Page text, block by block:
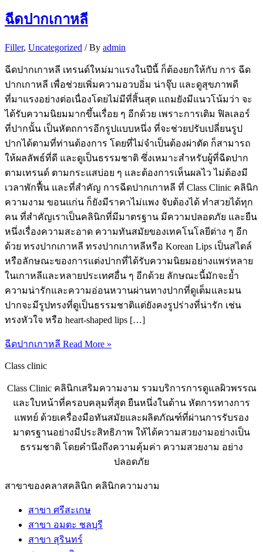
ฉีดปากเกาหลี
Filler, Uncategorized / By admin
ฉีดปากเกาหลี เทรนด์ใหม่มาแรงในปีนี้ ก็ต้องยกให้กับ การ ฉีด
ปากเกาหลี เพื่อช่วยเพิ่มความอวบอิ่ม น่าจุ๊บ และดูสุขภาพดี
ที่มาแรงอย่างต่อเนื่องโดยไม่มีที่สิ้นสุด แถมยังมีแนวโน้มว่า จะ
ได้รับความนิยมมากขึ้นเรื่อย ๆ อีกด้วย เพราะการเติม ฟิลเลอร์
ที่ปากนั้น เป็นหัตถการอีกรูปแบบหนึ่ง ที่จะช่วยปรับเปลี่ยนรูป
ปากได้ตามที่ท่านต้องการ โดยที่ไม่จำเป็นต้องผ่าตัด ก็สามารถ
ให้ผลลัพธ์ที่ดี และดูเป็นธรรมชาติ ซึ่งเหมาะสำหรับผู้ที่ฉีดปาก
ตามเทรนด์ ตามกระแสบ่อย ๆ และต้องการเห็นผลไว ไม่ต้องมี
เวลาพักฟื้น และที่สำคัญ การฉีดปากเกาหลี ที่ Class Clinic คลินิก
ความงาม ขอนแก่น ก็ยังมีราคาไม่แพง จับต้องได้ ทำสวยได้ทุก
คน ที่สำคัญเราเป็นคลินิกที่มีมาตรฐาน มีความปลอดภัย และยืน
หนึ่งเรื่องความสะอาด ความทันสมัยของเทคโนโลยีต่าง ๆ อีก
ด้วย ทรงปากเกาหลี ทรงปากเกาหลีหรือ Korean Lips เป็นสไตล์
หรือลักษณะของการแต่งปากที่ได้รับความนิยมอย่างแพร่หลาย
ในเกาหลีและหลายประเทศอื่น ๆ อีกด้วย ลักษณะนี้มักจะย้ำ
ความน่ารักและความอ่อนหวานผ่านทางปากที่ดูเต็มและมน
ปากจะมีรูปทรงที่ดูเป็นธรรมชาติแต่ยังคงรูปร่างที่น่ารัก เช่น
ทรงหัวใจ หรือ heart-shaped lips […]
ฉีดปากเกาหลี Read More »
Class clinic
Class Clinic คลินิกเสริมความงาม รวมบริการการดูแลผิวพรรณ
และใบหน้าที่ครอบคลุมที่สุด ยืนหนึ่งในด้าน หัตการทางการ
แพทย์ ด้วยเครื่องมือทันสมัยและผลิตภัณฑ์ที่ผ่านการรับรอง
มาตรฐานอย่างมีประสิทธิภาพ ให้ได้ความสวยงามอย่างเป็น
ธรรมชาติ โดยคำนึงถึงความคุ้มค่า ความสวยงาม อย่าง
ปลอดภัย
สาขาของคลาสคลินิก คลินิกความงาม
สาขา ศรีสะเกษ
สาขา อมตะ ชลบุรี
สาขา สุรินทร์